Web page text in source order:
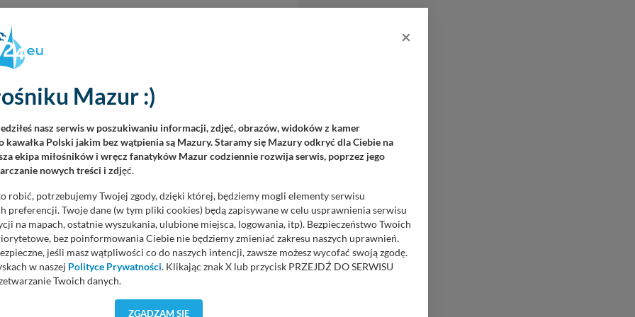
×
Mazur :)
nasz serwis w poszukiwaniu informacji, zdjęć, obrazów, widoków z kamer
kawałka Polski jakim bez wątpienia są Mazury. Staramy się Mazury odkryć dla Ciebie na
ekipa miłośników i wręcz fanatyków Mazur codziennie rozwija serwis, poprzez jego
nowych treści i zdjęć.
robić, potrzebujemy Twojej zgody, dzięki której, będziemy mogli elementy serwisu
preferencji. Twoje dane (w tym pliki cookies) będą zapisywane w celu usprawnienia serwisu
na mapach, ostatnie wyszukania, ulubione miejsca, logowania, itp). Bezpieczeństwo Twoich
bez poinformowania Ciebie nie będziemy zmieniać zakresu naszych uprawnień.
jeśli masz wątpliwości co do naszych intencji, zawsze możesz wycofać swoją zgodę.
w naszej Polityce Prywatności. Klikając znak X lub przycisk PRZEJDŹ DO SERWISU
Twoich danych.
ZGADZAM SIĘ